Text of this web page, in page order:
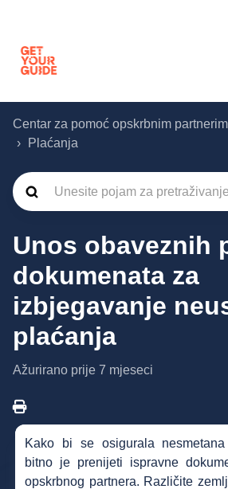
Centar za pomoć opskrbnim
Plaćanja
Unos obaveznih
dokumenata za
izbjegavanje
plaćanja
Ažurirano prije 7 mjeseci
Kako bi se osigurala
bitno je prenijeti ispravne
opskrbnog partnera. Različite